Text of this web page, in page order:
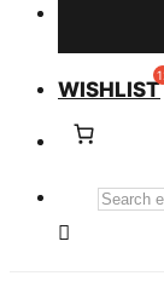
WISHLIST
Search